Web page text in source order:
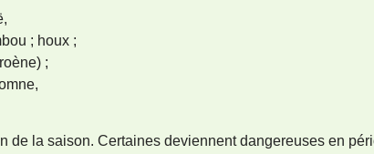
; houx ;
;
de la saison. Certaines deviennent dangereuses en